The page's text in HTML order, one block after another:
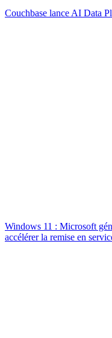
Couchbase lance AI Data
Windows 11 : Microsoft
accélérer la remise en